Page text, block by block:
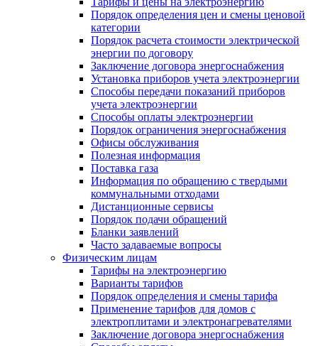
Порядок определения цен и смены ценовой
категории
Порядок расчета стоимости электрической
энергии по договору
Заключение договора энергоснабжения
Установка приборов учета электроэнергии
Способы передачи показаний приборов
учета электроэнергии
Способы оплаты электроэнергии
Порядок ограничения энергоснабжения
Офисы обслуживания
Полезная информация
Поставка газа
Информация по обращению с твердыми
коммунальными отходами
Дистанционные сервисы
Порядок подачи обращений
Бланки заявлений
Часто задаваемые вопросы
Физическим лицам
Тарифы на электроэнергию
Варианты тарифов
Порядок определения и смены тарифа
Применение тарифов для домов с
электроплитами и электронагревателями
Заключение договора энергоснабжения